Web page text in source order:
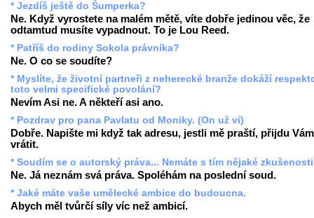
* Jezdíš ještě do Šumperka?
Ne. Když vyrostete na malém mětě, víte dobře jedinou věc, že
odtamtud musíte vypadnout. To je Lou Reed.
* Patříš do rodiny Sokola právníka?
Ne. O co se soudíte?
* Myslíte, že životní partneři z neherecké branže dokáží
toto velmi specifické povolání?
Nevím Asi ne. A někteří asi ano.
* Pozdrav pro pana Pavlatu od Moniky. (On už ví)
Dobře. Napište mi když tak adresu, jestli mě praští, přijdu
vrátit.
* Soudím se o autorský práva... Nemáte s tím nějaké
Ne. Já neznám svá práva. Spoléhám na poslední soud.
* Jaké máte vaše umělecké ambice do budoucna.
Abych měl tvůrčí síly víc než ambicí.